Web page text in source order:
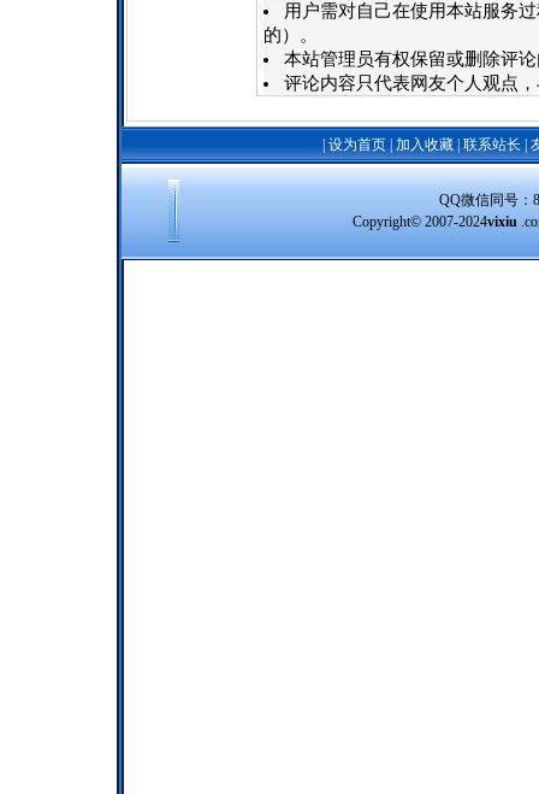
用户需对自己在使用本站服务
的）。
本站管理员有权保留或删除评
评论内容只代表网友个人观点
设为首页| 加入收藏| 联系站长
QQ微信同号：
Copyright© 2007-2024vixiu